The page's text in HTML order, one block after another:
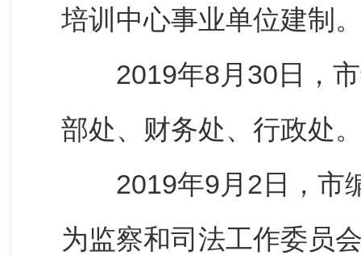
培训中心事业单位建制
2019年8月30日，市
部处、财务处、行政处
2019年9月2日，市编
为监察和司法工作委员